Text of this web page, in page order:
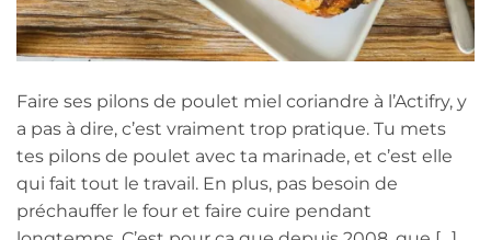
Faire ses pilons de poulet miel coriandre à l’Actifry, y
a pas à dire, c’est vraiment trop pratique. Tu mets
tes pilons de poulet avec ta marinade, et c’est elle
qui fait tout le travail. En plus, pas besoin de
préchauffer le four et faire cuire pendant